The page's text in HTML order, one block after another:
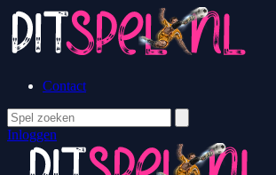
Contact
Inloggen